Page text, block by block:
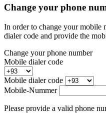
Change your phone
In order to change your mobile
dialer code and provide the
Change your phone number
Mobile dialer code
Mobile dialer code
Mobile-Nummer
Please provide a valid phone